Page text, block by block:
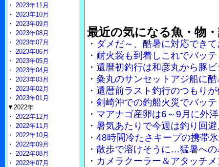
最近の気になる魚・物
・ ダメだ～、酷暑に対応でき
・ 耐火袋も到着しこれでバッ
・ 還暦初釣行は和彦丸から豚
・ 粂丸のサンセットアジ船に
・ 還暦前ラスト釣行のつもり
・ 剣崎沖での釣船火災でバッ
・ マアナゴ産卵は6～9月に外
・ 暑気あたりで今週は釣り回
・ 48時間冷たさキープの携帯
・ 散歩で溶けそうに…猛暑へ
・ カメラクーラー＆アタッチ
・ 2023年11月
・ 2023年10月
・ 2023年09月
・ 2023年08月
・ 2023年07月
・ 2023年06月
・ 2023年05月
・ 2023年04月
・ 2023年03月
・ 2023年02月
・ 2023年01月
▼2022年
・ 2022年12月
・ 2022年11月
・ 2022年10月
・ 2022年09月
・ 2022年08月
・ 2022年07月